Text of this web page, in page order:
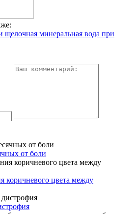
щелочная минеральная вода при
от боли
коричневого цвета между